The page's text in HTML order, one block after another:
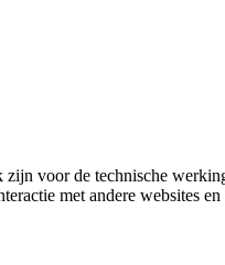
voor de technische
met andere websites